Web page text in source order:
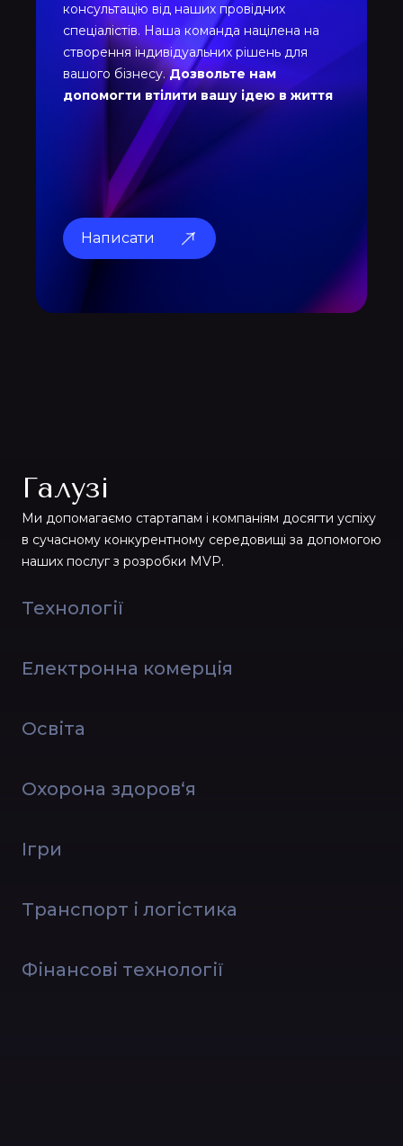
консультацію від наших провідних
спеціалістів. Наша команда націлена на
створення індивідуальних рішень для
вашого бізнесу.Дозвольте нам
допомогти втілити вашу ідею в життя
Написати
Галузі
Ми допомагаємо стартапам і компаніям досягти успіху
в сучасному конкурентному середовищі за допомогою
наших послуг з розробки MVP.
Технології
Електронна комерція
Освіта
Охорона здоров‘я
Ігри
Транспорт і логістика
Фінансові технології